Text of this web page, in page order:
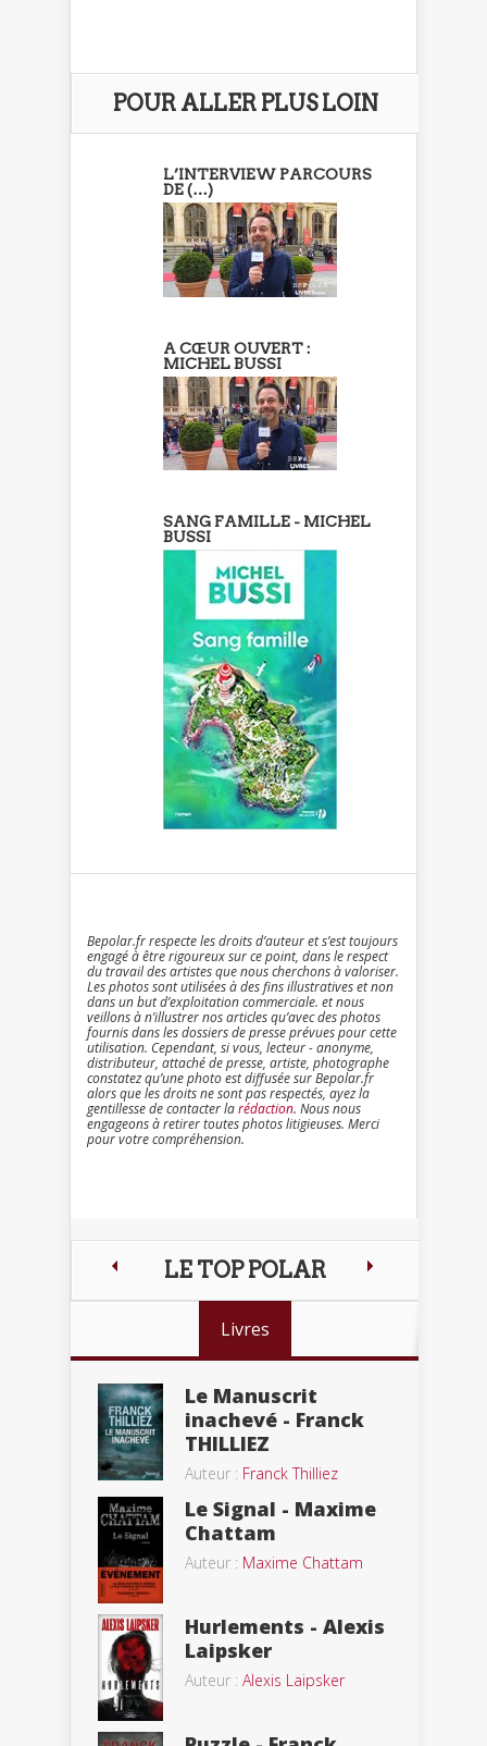
POUR ALLER PLUS LOIN
L’INTERVIEW PARCOURS
DE (…)
A CŒUR OUVERT :
MICHEL BUSSI
SANG FAMILLE - MICHEL
BUSSI
Bepolar.fr respecte les droits d’auteur et s’est toujours
engagé à être rigoureux sur ce point, dans le respect
du travail des artistes que nous cherchons à valoriser.
Les photos sont utilisées à des fins illustratives et non
dans un but d’exploitation commerciale. et nous
veillons à n’illustrer nos articles qu’avec des photos
fournis dans les dossiers de presse prévues pour cette
utilisation. Cependant, si vous, lecteur - anonyme,
distributeur, attaché de presse, artiste, photographe
constatez qu’une photo est diffusée sur Bepolar.fr
alors que les droits ne sont pas respectés, ayez la
gentillesse de contacter larédaction. Nous nous
engageons à retirer toutes photos litigieuses. Merci
pour votre compréhension.
LE TOP POLAR
Livres
Le Manuscrit
inachevé - Franck
THILLIEZ
Auteur : Franck Thilliez
Le Signal - Maxime
Chattam
Auteur : Maxime Chattam
Hurlements - Alexis
Laipsker
Auteur : Alexis Laipsker